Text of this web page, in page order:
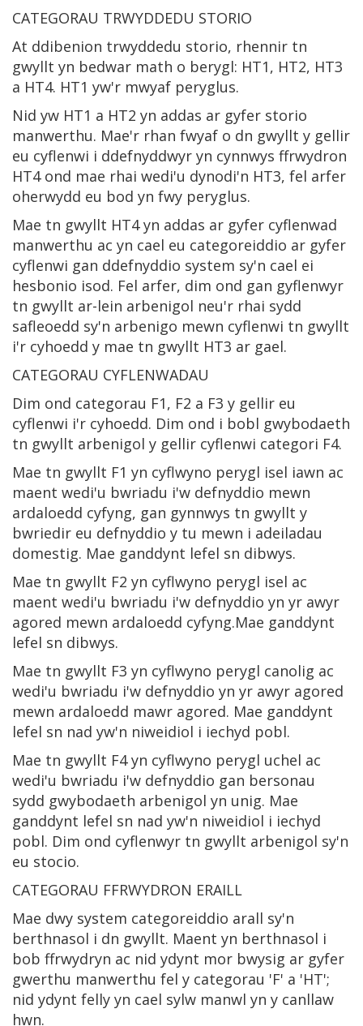
CATEGORAU TRWYDDEDU STORIO
At ddibenion trwyddedu storio, rhennir tn
gwyllt yn bedwar math o berygl: HT1, HT2, HT3
a HT4. HT1 yw'r mwyaf peryglus.
Nid yw HT1 a HT2 yn addas ar gyfer storio
manwerthu. Mae'r rhan fwyaf o dn gwyllt y gellir
eu cyflenwi i ddefnyddwyr yn cynnwys ffrwydron
HT4 ond mae rhai wedi'u dynodi'n HT3, fel arfer
oherwydd eu bod yn fwy peryglus.
Mae tn gwyllt HT4 yn addas ar gyfer cyflenwad
manwerthu ac yn cael eu categoreiddio ar gyfer
cyflenwi gan ddefnyddio system sy'n cael ei
hesbonio isod. Fel arfer, dim ond gan gyflenwyr
tn gwyllt ar-lein arbenigol neu'r rhai sydd
safleoedd sy'n arbenigo mewn cyflenwi tn gwyllt
i'r cyhoedd y mae tn gwyllt HT3 ar gael.
CATEGORAU CYFLENWADAU
Dim ond categorau F1, F2 a F3 y gellir eu
cyflenwi i'r cyhoedd. Dim ond i bobl gwybodaeth
tn gwyllt arbenigol y gellir cyflenwi categori F4.
Mae tn gwyllt F1 yn cyflwyno perygl isel iawn ac
maent wedi'u bwriadu i'w defnyddio mewn
ardaloedd cyfyng, gan gynnwys tn gwyllt y
bwriedir eu defnyddio y tu mewn i adeiladau
domestig. Mae ganddynt lefel sn dibwys.
Mae tn gwyllt F2 yn cyflwyno perygl isel ac
maent wedi'u bwriadu i'w defnyddio yn yr awyr
agored mewn ardaloedd cyfyng.Mae ganddynt
lefel sn dibwys.
Mae tn gwyllt F3 yn cyflwyno perygl canolig ac
wedi'u bwriadu i'w defnyddio yn yr awyr agored
mewn ardaloedd mawr agored. Mae ganddynt
lefel sn nad yw'n niweidiol i iechyd pobl.
Mae tn gwyllt F4 yn cyflwyno perygl uchel ac
wedi'u bwriadu i'w defnyddio gan bersonau
sydd gwybodaeth arbenigol yn unig. Mae
ganddynt lefel sn nad yw'n niweidiol i iechyd
pobl. Dim ond cyflenwyr tn gwyllt arbenigol sy'n
eu stocio.
CATEGORAU FFRWYDRON ERAILL
Mae dwy system categoreiddio arall sy'n
berthnasol i dn gwyllt. Maent yn berthnasol i
bob ffrwydryn ac nid ydynt mor bwysig ar gyfer
gwerthu manwerthu fel y categorau 'F' a 'HT';
nid ydynt felly yn cael sylw manwl yn y canllaw
hwn.